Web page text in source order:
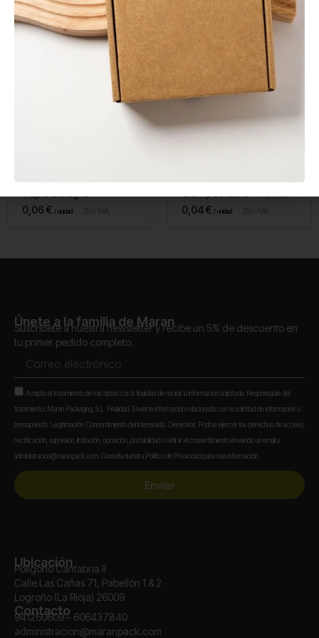
Salsero PP 120 ml con
Tapa Bisagra
0,06 € Sin IVA
Tenedor CPLA
Compostable 170 mm
0,04€ Sin IVA
Únete a la familia de Maran
Suscríbete a nuestra newsletter y recibe un 5% de descuento en
tu primer pedido completo.
electrónico
Aceptación
Acepto el tratamiento de mis datos con la finalidad de recibir la información solicitada. Responsable del
tratamiento: Maran Packaging, S.L. Finalidad: Enviarte información relacionada con tu solicitud de información o
presupuesto. Legitimación: Consentimiento del interesado. Derechos: Podrás ejercer los derechos de acceso,
rectificación, supresión, limitación, oposición, portabilidad o retirar el consentimiento enviando un email a
administracion@maranpack.com. Consulta nuestra Política de Privacidad para más información.
Enviar
Ubicación
Polígono Cantabria II
Calle Las Cañas 71, Pabellón 1 & 2
Logroño (La Rioja) 26009
Contacto
941260609 – 606437840
administracion@maranpack.com